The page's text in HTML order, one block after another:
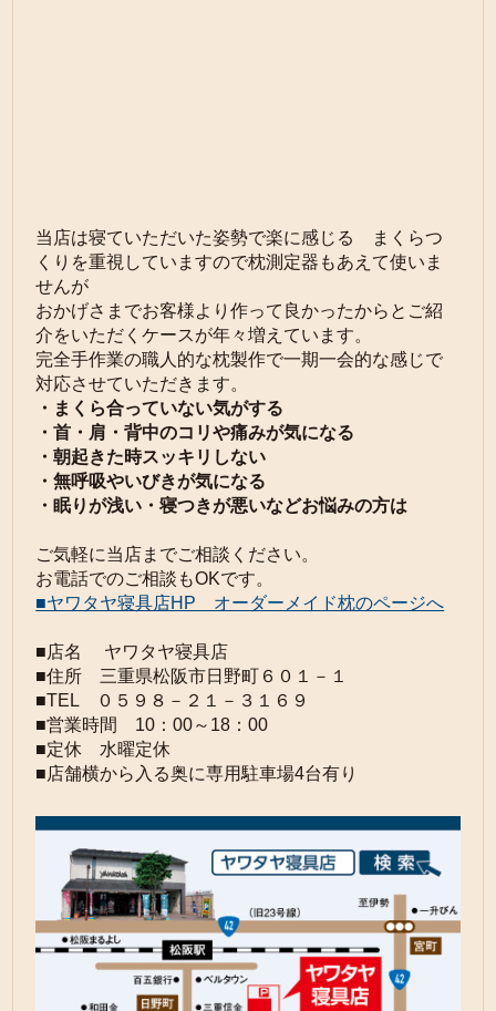
当店は寝ていただいた姿勢で楽に感じる まくらつ
くりを重視していますので枕測定器もあえて使いま
せんが
おかげさまでお客様より作って良かったからとご紹
介をいただくケースが年々増えています。
完全手作業の職人的な枕製作で一期一会的な感じで
対応させていただきます。
・まくら合っていない気がする
・首・肩・背中のコリや痛みが気になる
・朝起きた時スッキリしない
・無呼吸やいびきが気になる
・眠りが浅い・寝つきが悪いなどお悩みの方は
ご気軽に当店までご相談ください。
お電話でのご相談もOKです。
■ヤワタヤ寝具店HP オーダーメイド枕のページへ
■店名 ヤワタヤ寝具店
■住所 三重県松阪市日野町６０１－１
■TEL ０５９８－２１－３１６９
■営業時間 10：00～18：00
■定休 水曜定休
■店舗横から入る奥に専用駐車場4台有り